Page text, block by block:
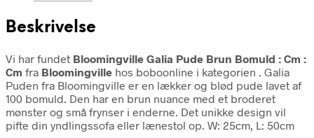
Beskrivelse
Vi har fundet Bloomingville Galia Pude Brun Bomuld : Cm :
Cm fra Bloomingville hos boboonline i kategorien . Galia
Puden fra Bloomingville er en lækker og blød pude lavet af
100 bomuld. Den har en brun nuance med et broderet
mønster og små frynser i enderne. Det unikke design vil
pifte din yndlingssofa eller lænestol op. W: 25cm, L: 50cm